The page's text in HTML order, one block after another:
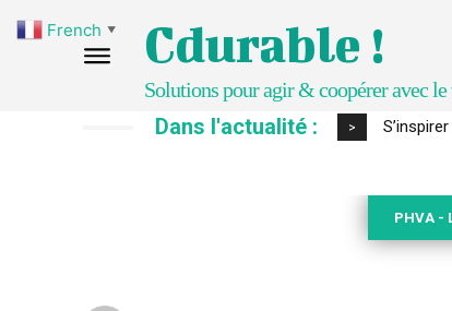
Cdurable !
Solutions pour agir & coopérer avec
Dans l'actualité : > IPBES :
PHVA -
French ▼